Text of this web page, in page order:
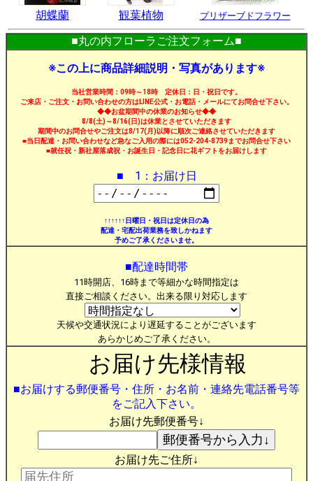
胡蝶蘭 観葉植物 プリザーブドフラワー
■丸の内フローラご注文フォーム■
※この上に商品詳細説明・写真があります※
当社営業時間：09時～18時 定休日：日・祝日です。
ご来店・ご注文・お問い合わせの方はLINE公式・お電話・メールにてお問合せ下さい。
◆◆お盆期間中の休業のお知らせ◆◆
8/8(土)～8/16(日)は休業とさせていただきます
期間中のお問合せやご注文は8/17(月)以降に順次ご連絡させていただきます
■当日配達・お問い合わせなど急なご入用の際には052-204-8739までお問合せ下さい
■就任祝・新社屋落成祝・お誕生日・記念日に花ギフトをお届けします
■ 1：お届け日
↑↑↑↑↑↑日曜日・祝日は定休日の為
配達・宅配出荷業務を致しかねます
予めご了承くださいませ。
■配達時間帯
11時開店、16時まで等細かな時間指定は
直接ご相談ください。出来る限り対応します
天候や交通状況により遅延することがございます
あらかじめご了承ください。
お届け先様情報
■お届けする郵便番号・住所・お名前・連絡先電話番号等
をご記入下さい。
お届け先郵便番号↓
お届け先ご住所↓